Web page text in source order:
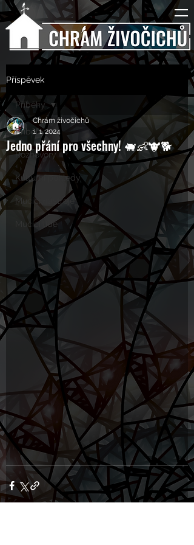
Příspěvek
Příběhy
Rozhovory
Kulturní pohledy
Mučící nástroje
Mučící lidé
Příběhy
Jedno přání pro všechny! 🐖👶🐮🐕
Chrám živočichů
1. 1. 2024